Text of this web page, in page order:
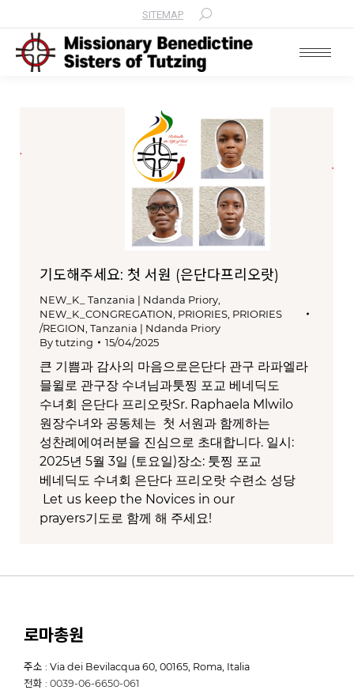
SITEMAP Search:
기도해주세요: 첫 서원 (은단다프리오랏)
NEW_K_ Tanzania | Ndanda Priory,
NEW_K_CONGREGATION, PRIORIES, PRIORIES
/REGION, Tanzania | Ndanda Priory
Bytutzing 15/04/2025
큰 기쁨과 감사의 마음으로은단다 관구 라파엘라
믈윌로 관구장 수녀님과툿찡 포교 베네딕도
수녀회 은단다 프리오랏Sr. Raphaela Mlwilo
원장수녀와 공동체는 첫 서원과 함께하는
성찬례에여러분을 진심으로 초대합니다. 일시:
2025년 5월 3일 (토요일)장소: 툿찡 포교
베네딕도 수녀회 은단다 프리오랏 수련소 성당
Let us keep the Novices in our
prayers기도로 함께 해 주세요!
로마총원
주소 : Via dei Bevilacqua 60, 00165, Roma, Italia
전화 : 0039-06-6650-061